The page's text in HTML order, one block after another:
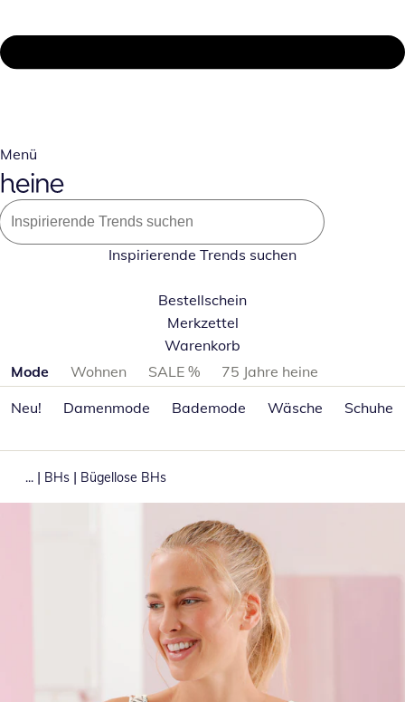
Menü
Inspirierende Trends suchen
Bestellschein
Merkzettel
Warenkorb
Produktkategorien überspringen
Mode Wohnen SALE %
75 Jahre heine
Neu!
Damenmode Bademode Wäsche Schuhe
... | BHs | Bügellose BHs